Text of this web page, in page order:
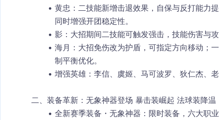
黄忠 ：二技能新增击退效果，自保与反打能力
同时增强开团稳定性。
影 ：大招期间二技能可触发强击，技能伤害与
海月 ：大招免伤改为护盾，可指定方向移动；
制平衡优化。
增强英雄：李信、虞姬、马可波罗、狄仁杰、
二、装备革新：无象神器登场 暴击装崛起 法球装降温
全新赛季装备・无象神器 ：限时装备， 六大职